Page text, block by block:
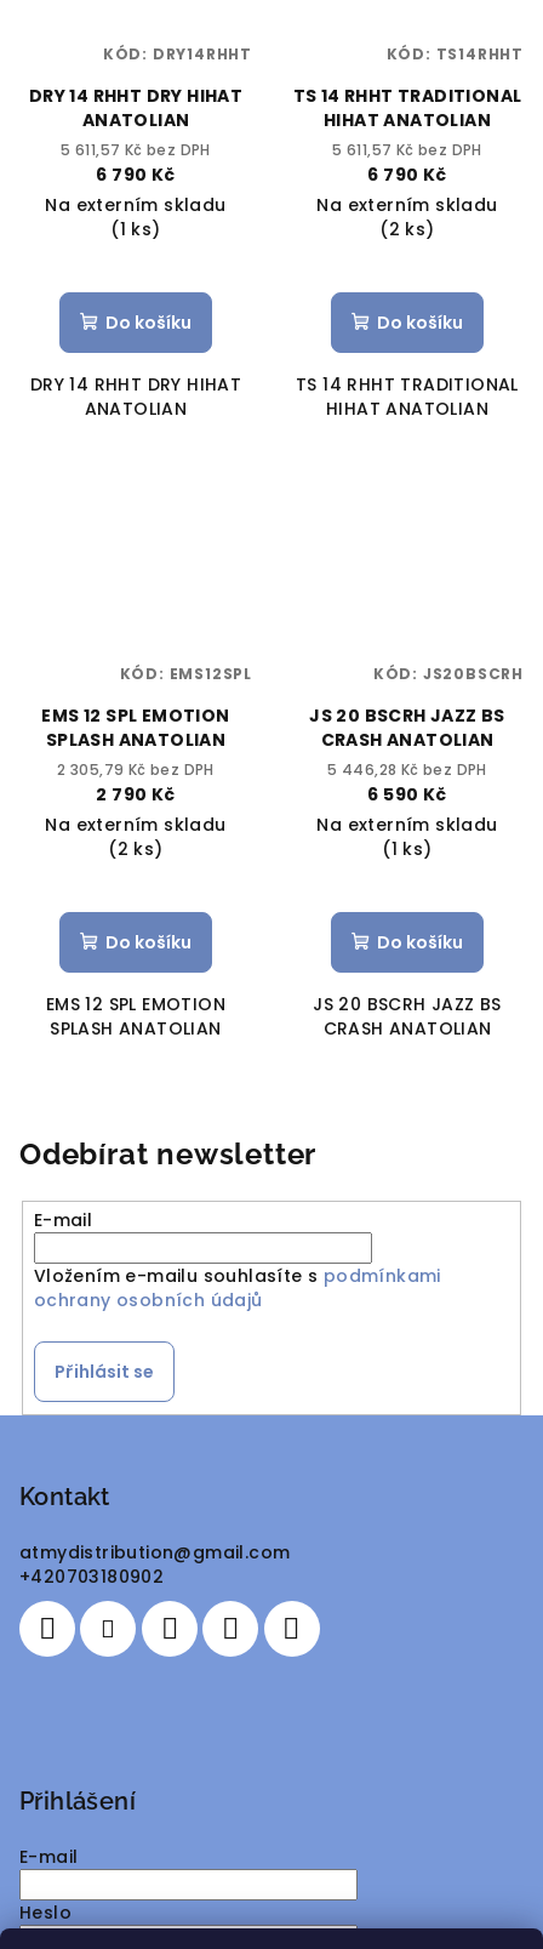
DRY 14 RHHT DRY HIHAT
ANATOLIAN
5 611,57 Kč bez DPH
6 790 Kč
Na externím skladu
(1 ks)
Do košíku
DRY 14 RHHT DRY HIHAT
ANATOLIAN
KÓD: DRY14RHHT
TS 14 RHHT TRADITIONAL
HIHAT ANATOLIAN
5 611,57 Kč bez DPH
6 790 Kč
Na externím skladu
(2 ks)
Do košíku
TS 14 RHHT TRADITIONAL
HIHAT ANATOLIAN
KÓD: TS14RHHT
EMS 12 SPL EMOTION
SPLASH ANATOLIAN
2 305,79 Kč bez DPH
2 790 Kč
Na externím skladu
(2 ks)
Do košíku
EMS 12 SPL EMOTION
SPLASH ANATOLIAN
KÓD: EMS12SPL
JS 20 BSCRH JAZZ BS
CRASH ANATOLIAN
5 446,28 Kč bez DPH
6 590 Kč
Na externím skladu
(1 ks)
Do košíku
JS 20 BSCRH JAZZ BS
CRASH ANATOLIAN
KÓD: JS20BSCRH
Odebírat newsletter
E-mail
Vložením e-mailu souhlasíte s podmínkami
ochrany osobních údajů
Přihlásit se
Kontakt
atmydistribution@gmail.com
+420703180902
Přihlášení
E-mail
Heslo